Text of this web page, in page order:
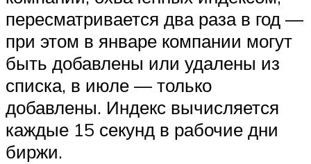
пересматривается два раза в год —
при этом в январе компании могут
быть добавлены или удалены из
списка, в июле — только
добавлены. Индекс вычисляется
каждые 15 секунд в рабочие дни
биржи.